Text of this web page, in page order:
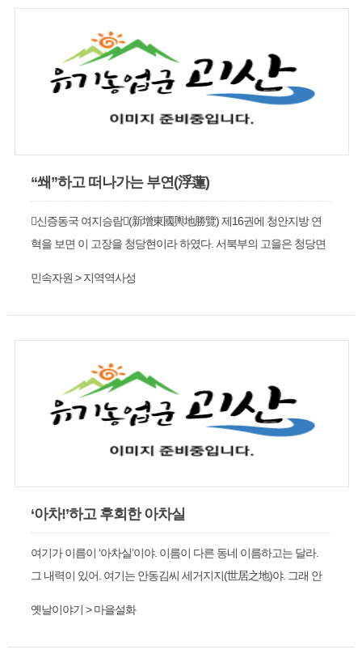
“쐐”하고 떠나가는 부연(浮蓮)
󰡔신증동국 여지승람󰡕(新增東國輿地勝覽) 제16권에 청안지방 연
혁을 보면 이 고장을 청당현이라 하였다. 서북부의 고을은 청당면
민속자원 > 지역역사성
‘아차!’하고 후회한 아차실
여기가 이름이 ‘아차실’이야. 이름이 다른 동네 이름하고는 달라.
그 내력이 있어. 여기는 안동김씨 세거지지(世居之地)야. 그래 안
옛날이야기 > 마을설화